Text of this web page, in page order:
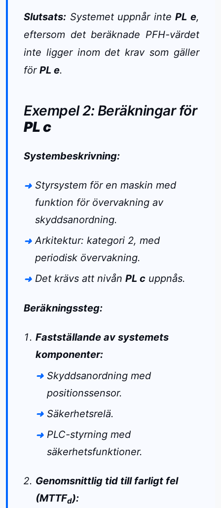
Slutsats: Systemet uppnår intePL e,
eftersom det beräknade PFH-värdet
inte ligger inom det krav som gäller
för PL e.
Exempel 2: Beräkningar för
PL c
Systembeskrivning:
Styrsystem för en maskin med
funktion för övervakning av
skyddsanordning.
Arkitektur: kategori 2, med
periodisk övervakning.
Det krävs att nivånPL c uppnås.
Beräkningssteg:
Fastställande av systemets
komponenter:
Skyddsanordning med
positionssensor.
Säkerhetsrelä.
PLC-styrning med
säkerhetsfunktioner.
Genomsnittlig tid till farligt fel
(MTTFd):